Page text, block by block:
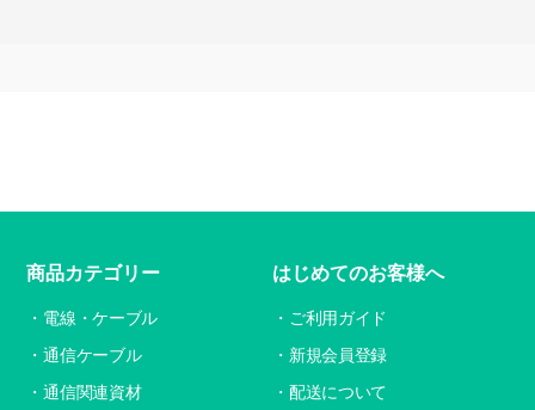
商品カテゴリー
電線・ケーブル
通信ケーブル
通信関連資材
はじめてのお客様へ
ご利用ガイド
新規会員登録
配送について